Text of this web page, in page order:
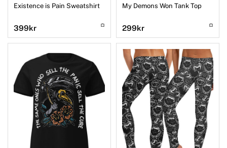
Existence is Pain Sweatshirt
399kr
My Demons Won Tank Top
299kr